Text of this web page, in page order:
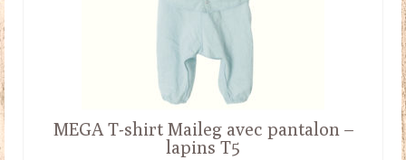
MEGA T-shirt Maileg avec pantalon –
lapins T5